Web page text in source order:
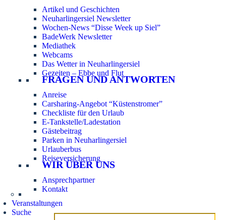
Artikel und Geschichten
Neuharlingersiel Newsletter
Wochen-News “Disse Week up Siel”
BadeWerk Newsletter
Mediathek
Webcams
Das Wetter in Neuharlingersiel
Gezeiten – Ebbe und Flut
FRAGEN UND ANTWORTEN
Anreise
Carsharing-Angebot “Küstenstromer”
Checkliste für den Urlaub
E-Tankstelle/Ladestation
Gästebeitrag
Parken in Neuharlingersiel
Urlauberbus
Reiseversicherung
WIR ÜBER UNS
Ansprechpartner
Kontakt
Veranstaltungen
Suche